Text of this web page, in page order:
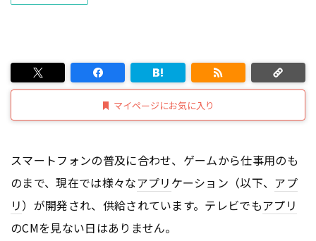
マイページにお気に入り
スマートフォンの普及に合わせ、ゲームから仕事用のも
のまで、現在では様々なアプリ ケーション（以下、 アプ
リ）が開発され、供給されています。テレビでもアプリ
のCMを見ない日はありません。